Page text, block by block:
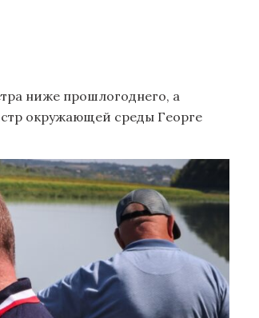
ниже прошлогоднего, а
окружающей среды Георге